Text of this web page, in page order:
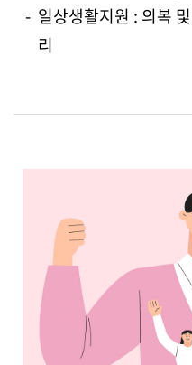
- 일상생활지원 : 의복
리